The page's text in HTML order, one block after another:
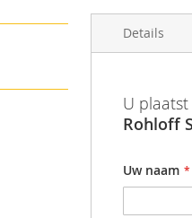
naar
begin
afbeeldingen-
gallerij
Details
Het
speciaal
Daarna
informatie
Barcode
U
Rohloff
Uw naam